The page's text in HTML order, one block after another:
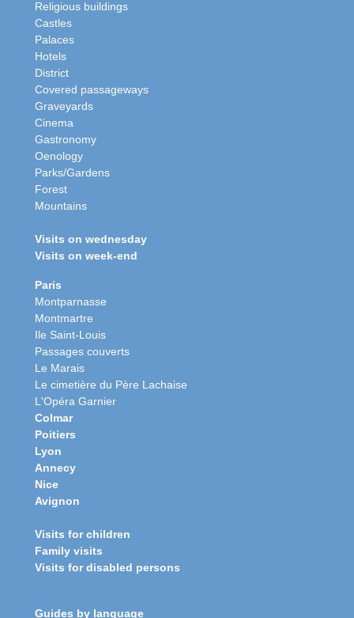
Religious buildings
Castles
Palaces
Hotels
District
Covered passageways
Graveyards
Cinema
Gastronomy
Oenology
Parks/Gardens
Forest
Mountains
Visits on wednesday
Visits on week-end
Paris
Montparnasse
Montmartre
Ile Saint-Louis
Passages couverts
Le Marais
Le cimetière du Père Lachaise
L'Opéra Garnier
Colmar
Poitiers
Lyon
Annecy
Nice
Avignon
Visits for children
Family visits
Visits for disabled persons
Guides by language